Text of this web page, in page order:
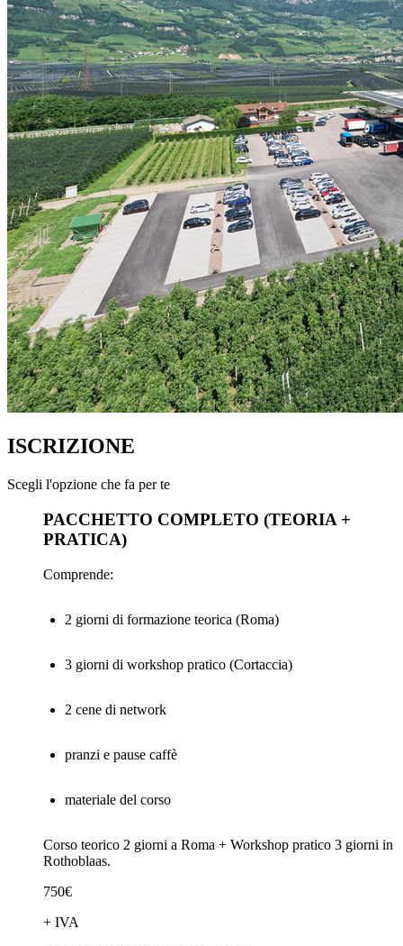
ISCRIZIONE
Scegli l'opzione che fa per te
PACCHETTO COMPLETO (TEORIA +
PRATICA)
Comprende:
2 giorni di formazione teorica (Roma)
3 giorni di workshop pratico (Cortaccia)
2 cene di network
pranzi e pause caffè
materiale del corso
Corso teorico 2 giorni a Roma + Workshop pratico 3 giorni in
Rothoblaas.
750€
+ IVA